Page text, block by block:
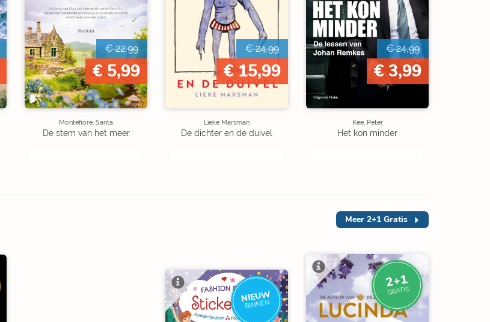
€ 22,99
€ 5,99
Montefiore, Santa
De stem van het meer
€ 24,99
€ 15,99
Lieke Marsman
De dichter en de duivel
€ 24,99
€ 3,99
Kee, Peter
Het kon minder
Meer 2+1 Gratis
NIEUW
BINNEN
2+1
GRATIS